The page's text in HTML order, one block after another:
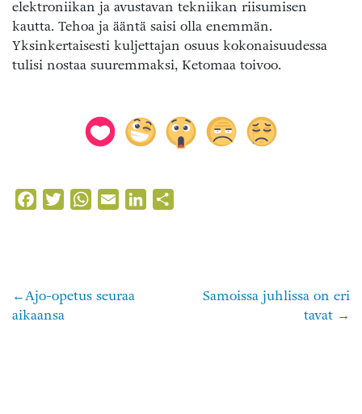
elektroniikan ja avustavan tekniikan riisumisen
kautta. Tehoa ja ääntä saisi olla enemmän.
Yksinkertaisesti kuljettajan osuus kokonaisuudessa
tulisi nostaa suuremmaksi, Ketomaa toivoo.
FacebookTwitterWhatsApp
Email LinkedIn
Artikkelien
Ajo-opetus seuraa
aikaansa
Samoissa juhlissa on eri
tavat